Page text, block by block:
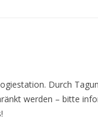
Durch
werden – bitte